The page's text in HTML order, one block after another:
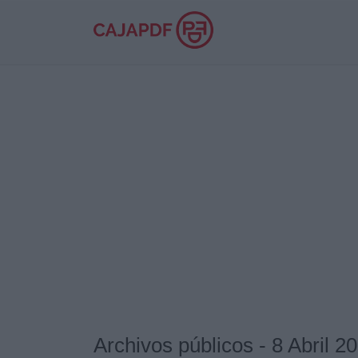
Archivos públicos - 8 Abril